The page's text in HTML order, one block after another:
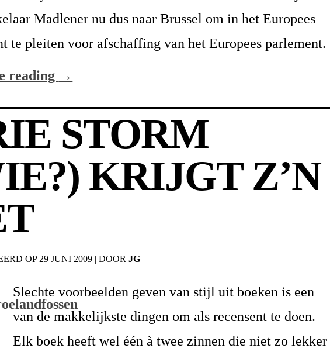
Madlener nu dus naar Brussel om in het Europees
te pleiten voor afschaffing van het Europees parlement.
reading →
STORM
KRIJGT Z’N
OP 29 JUNI 2009 |DOOR JG
Slechte voorbeelden geven van stijl uit boeken is een
van de makkelijkste dingen om als recensent te doen.
Elk boek heeft wel één à twee zinnen die niet zo lekker